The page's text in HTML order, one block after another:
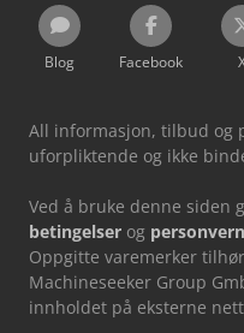
Blog Facebook
All informasjon, tilbud og
uforpliktende og ikke
Ved å bruke denne siden
betingelser og
Oppgitte varemerker
Machineseeker Group
innholdet på eksterne